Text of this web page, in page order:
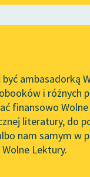
Wolnych Lektur
PMH
Wolnych
ambasadorką
i różnych
finansowo
literatury, do
nam samym w
Lektury.